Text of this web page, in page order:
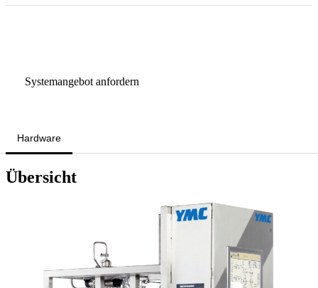
Systemangebot anfordern
Hardware
Übersicht